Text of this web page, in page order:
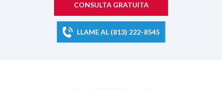
CONSULTA GRATUITA
LLAME AL (813) 222-8545